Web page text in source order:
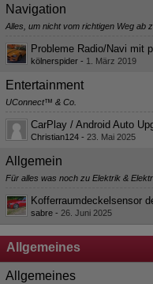
Navigation
Alles, um nicht vom richtigen Weg ab
Probleme Radio/Navi mit
kölnerspider - 1. März 2019
Entertainment
UConnect™ & Co.
CarPlay / Android Auto
Christian124 - 23. Mai 2025
Allgemein
Für alles was noch zu Elektrik &
Kofferraumdeckelsensor
sabre - 26. Juni 2025
Allgemeines
Allgemeines